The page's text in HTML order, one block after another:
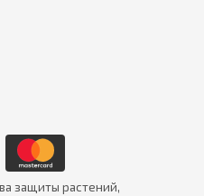
защиты растений,